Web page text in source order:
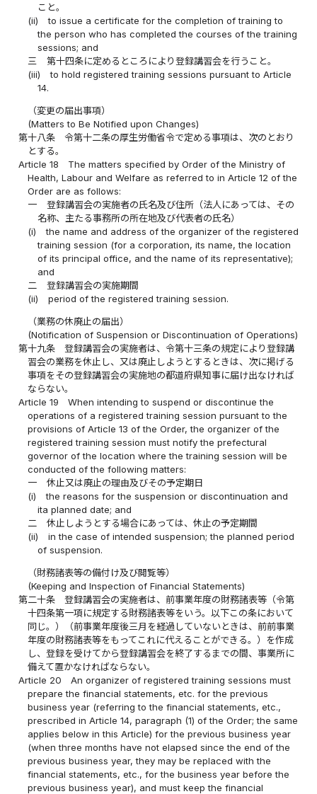
こと。
(ii)
to issue a certificate for the completion of training to
the person who has completed the courses of the training
sessions; and
三
第十四条に定めるところにより登録講習会を行うこと。
(iii)
to hold registered training sessions pursuant to Article
14.
（変更の届出事項）
(Matters to Be Notified upon Changes)
第十八条
令第十二条の厚生労働省令で定める事項は、次のとおり
とする。
Article 18
The matters specified by Order of the Ministry of
Health, Labour and Welfare as referred to in Article 12 of the
Order are as follows:
一
登録講習会の実施者の氏名及び住所（法人にあっては、その
名称、主たる事務所の所在地及び代表者の氏名）
(i)
the name and address of the organizer of the registered
training session (for a corporation, its name, the location
of its principal office, and the name of its representative);
and
二
登録講習会の実施期間
(ii)
period of the registered training session.
（業務の休廃止の届出）
(Notification of Suspension or Discontinuation of Operations)
第十九条
登録講習会の実施者は、令第十三条の規定により登録講
習会の業務を休止し、又は廃止しようとするときは、次に掲げる
事項をその登録講習会の実施地の都道府県知事に届け出なければ
ならない。
Article 19
When intending to suspend or discontinue the
operations of a registered training session pursuant to the
provisions of Article 13 of the Order, the organizer of the
registered training session must notify the prefectural
governor of the location where the training session will be
conducted of the following matters:
一
休止又は廃止の理由及びその予定期日
(i)
the reasons for the suspension or discontinuation and
ita planned date; and
二
休止しようとする場合にあっては、休止の予定期間
(ii)
in the case of intended suspension; the planned period
of suspension.
（財務諸表等の備付け及び閲覧等）
(Keeping and Inspection of Financial Statements)
第二十条
登録講習会の実施者は、前事業年度の財務諸表等（令第
十四条第一項に規定する財務諸表等をいう。以下この条において
同じ。）（前事業年度後三月を経過していないときは、前前事業
年度の財務諸表等をもってこれに代えることができる。）を作成
し、登録を受けてから登録講習会を終了するまでの間、事業所に
備えて置かなければならない。
Article 20
An organizer of registered training sessions must
prepare the financial statements, etc. for the previous
business year (referring to the financial statements, etc.,
prescribed in Article 14, paragraph (1) of the Order; the same
applies below in this Article) for the previous business year
(when three months have not elapsed since the end of the
previous business year, they may be replaced with the
financial statements, etc., for the business year before the
previous business year), and must keep the financial